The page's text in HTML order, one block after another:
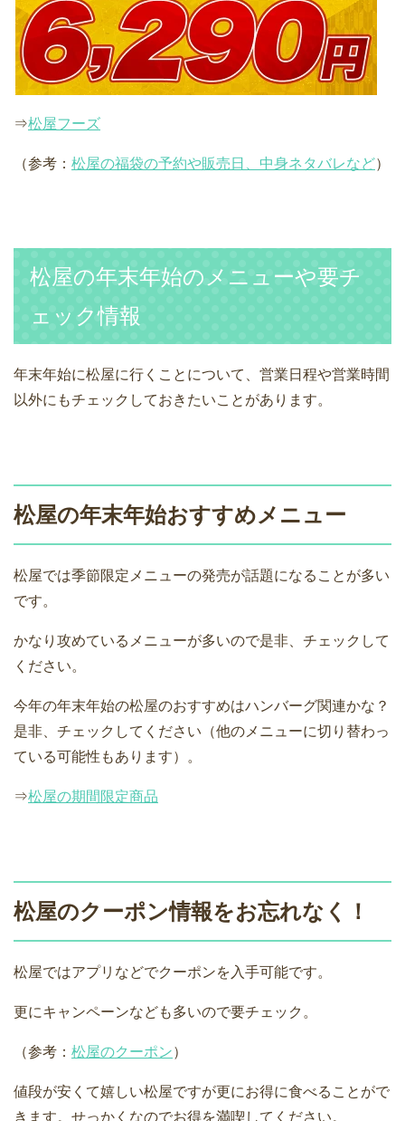
⇒松屋フーズ
（参考： 松屋の福袋の予約や販売日、中身ネタバレなど）
松屋の年末年始のメニューや要チ
ェック情報
年末年始に松屋に行くことについて、営業日程や営業時間
以外にもチェックしておきたいことがあります。
松屋の年末年始おすすめメニュー
松屋では季節限定メニューの発売が話題になることが多い
です。
かなり攻めているメニューが多いので是非、チェックして
ください。
今年の年末年始の松屋のおすすめはハンバーグ関連かな？
是非、チェックしてください（他のメニューに切り替わっ
ている可能性もあります）。
⇒松屋の期間限定商品
松屋のクーポン情報をお忘れなく！
松屋ではアプリなどでクーポンを入手可能です。
更にキャンペーンなども多いので要チェック。
（参考： 松屋のクーポン）
値段が安くて嬉しい松屋ですが更にお得に食べることがで
きます。せっかくなのでお得を満喫してください。